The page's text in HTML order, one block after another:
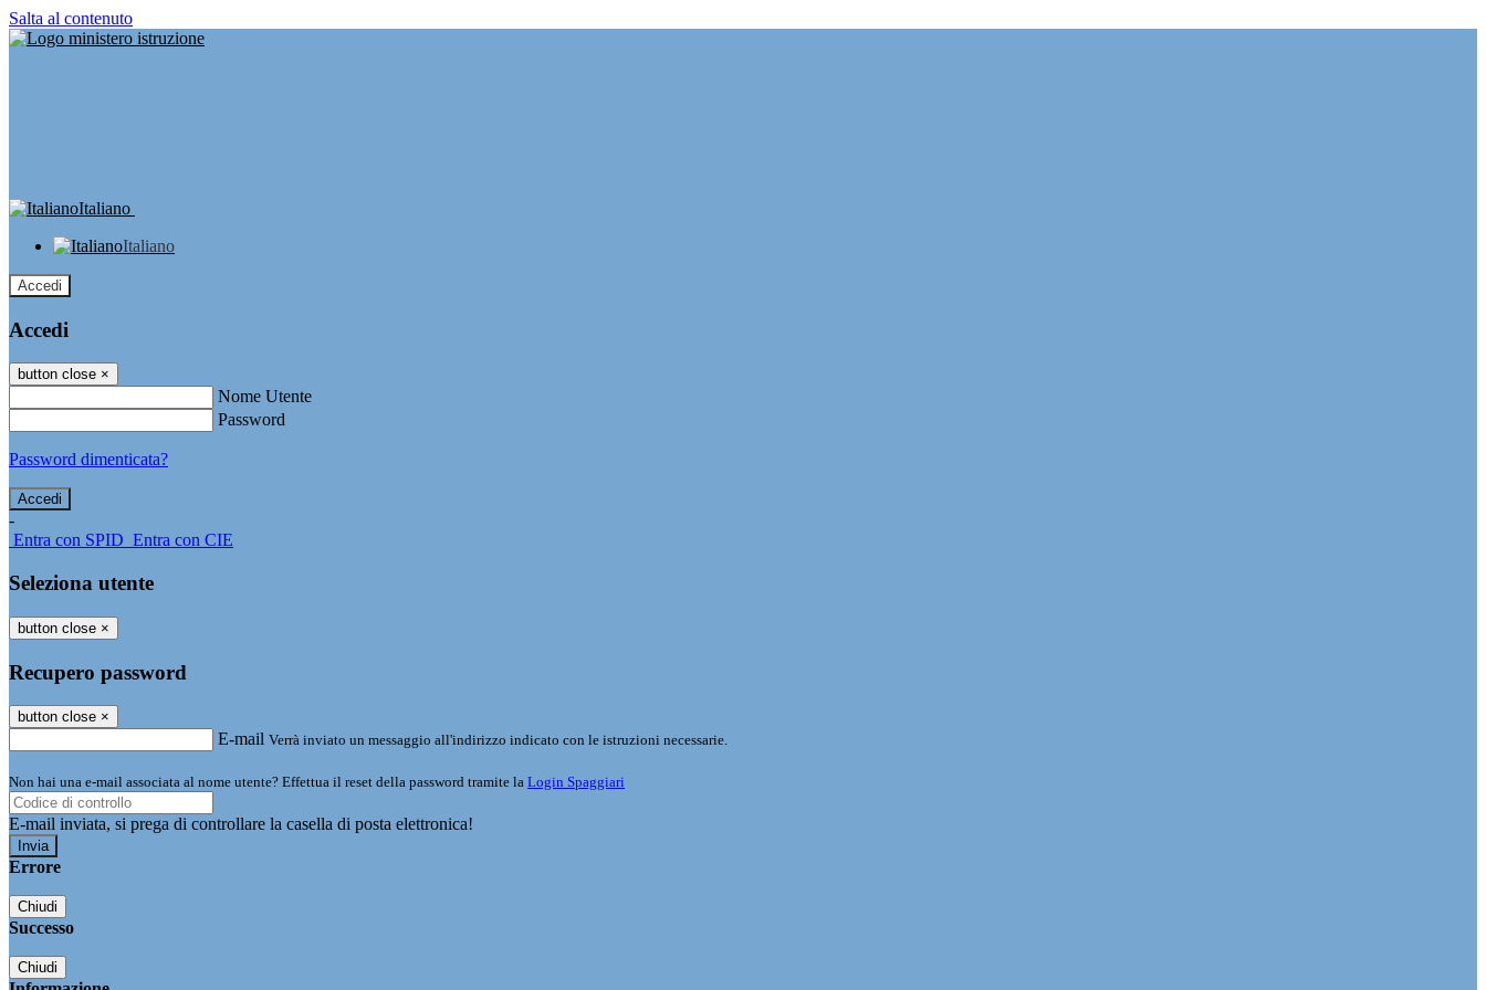
Salta al contenuto
Italiano
Italiano
Accedi
Accedi
button close ×
Nome Utente
Password
Password dimenticata?
-
Entra con SPID Entra con CIE
Seleziona utente
button close ×
Recupero password
button close ×
E-mail Verrà inviato un messaggio all'indirizzo indicato con le istruzioni necessarie.
Non hai una e-mail associata al nome utente? Effettua il reset della password tramite la Login Spaggiari
E-mail inviata, si prega di controllare la casella di posta elettronica!
Errore
Chiudi
Successo
Chiudi